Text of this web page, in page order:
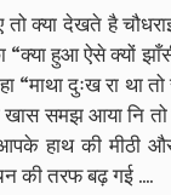
तो क्या देखते है
हुआ ऐसे क्यों
दुःख रा था
समझ आया नि
हाथ की मीठी
की तरफ बढ़ गई ....